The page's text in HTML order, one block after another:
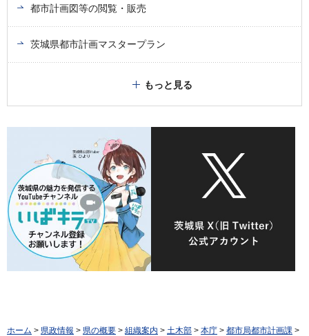
都市計画図等の閲覧・販売
茨城県都市計画マスタープラン
もっと見る
ホーム > 県政情報 > 県の概要 > 組織案内 > 土木部 > 本庁 > 都市局都市計画課 >